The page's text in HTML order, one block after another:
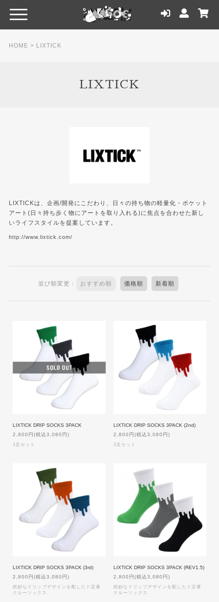
HOME > LIXTICK
LIXTICK
LIXTICKは、企画/開発にこだわり、日々の持ち物の軽量化・ポケット
アート(日々持ち歩く物にアートを取り入れる)に焦点を合わせた新し
いライフスタイルを提案しています。
http://www.lixtick.com/
並び順変更： おすすめ順 価格順 新着順
LIXTICK DRIP SOCKS 3PACK
2,800円(税込3,080円)
3足セット
LIXTICK DRIP SOCKS 3PACK (2nd)
2,800円(税込3,080円)
3足セット
LIXTICK DRIP SOCKS 3PACK (3rd)
2,800円(税込3,080円)
絶妙なドリップデザインを配したド定番
クルーソックス
LIXTICK DRIP SOCKS 3PACK (REV1.5)
2,800円(税込3,080円)
絶妙なドリップデザインを配したド定番
クルーソックス